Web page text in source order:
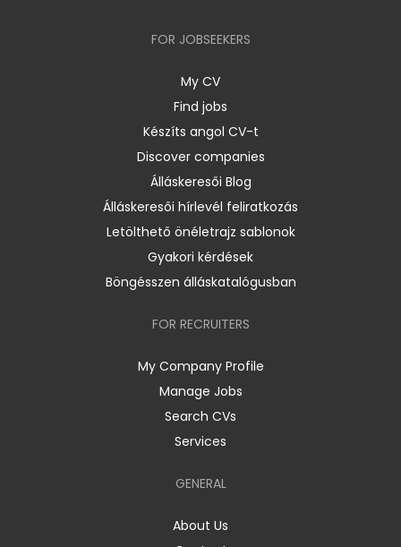
FOR JOBSEEKERS
My CV
Find jobs
Készíts angol CV-t
Discover companies
Álláskeresői Blog
Álláskeresői hírlevél feliratkozás
Letölthető önéletrajz sablonok
Gyakori kérdések
Böngésszen álláskatalógusban
FOR RECRUITERS
My Company Profile
Manage Jobs
Search CVs
Services
GENERAL
About Us